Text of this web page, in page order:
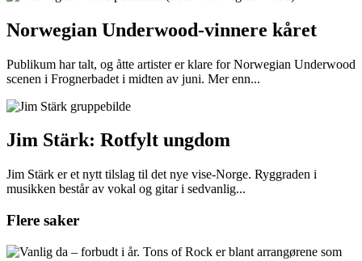
Norwegian Underwood-vinnere kåret
Publikum har talt, og åtte artister er klare for Norwegian Underwood
scenen i Frognerbadet i midten av juni. Mer enn...
Jim Stärk: Rotfylt ungdom
Jim Stärk er et nytt tilslag til det nye vise-Norge. Ryggraden i
musikken består av vokal og gitar i sedvanlig...
Flere saker